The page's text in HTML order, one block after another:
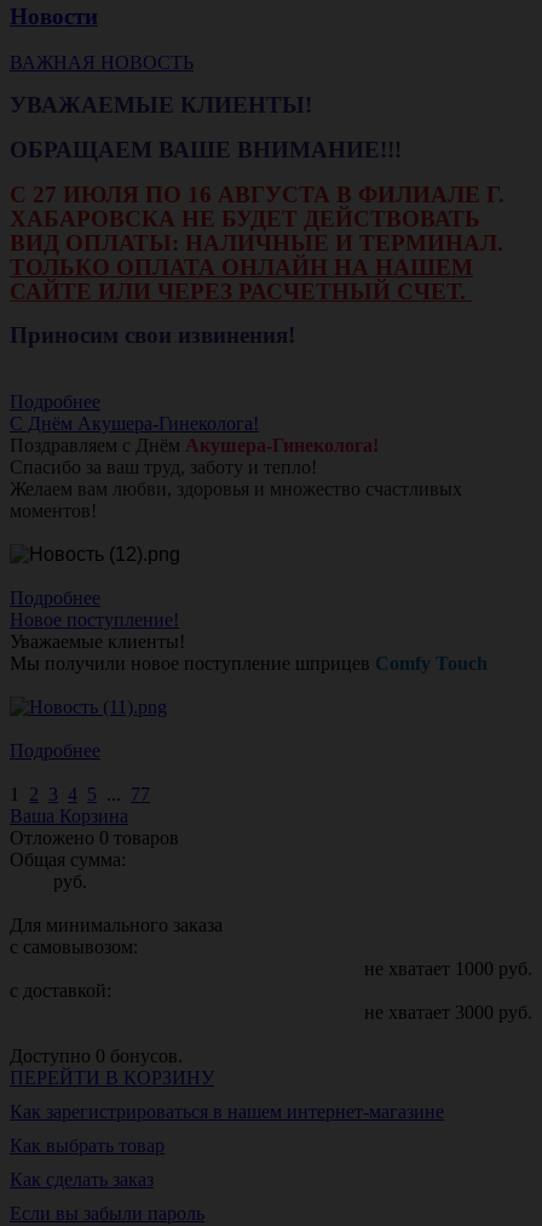
Новости
ВАЖНАЯ НОВОСТЬ
УВАЖАЕМЫЕ КЛИЕНТЫ!
ОБРАЩАЕМ ВАШЕ ВНИМАНИЕ!!!
С 27 ИЮЛЯ ПО 16 АВГУСТА В ФИЛИАЛЕ Г.
ХАБАРОВСКА НЕ БУДЕТ ДЕЙСТВОВАТЬ
ВИД ОПЛАТЫ: НАЛИЧНЫЕ И ТЕРМИНАЛ.
ТОЛЬКО ОПЛАТА ОНЛАЙН НА НАШЕМ
САЙТЕ ИЛИ ЧЕРЕЗ РАСЧЕТНЫЙ СЧЕТ.
Приносим свои извинения!
Подробнее
С Днём Акушера-Гинеколога!
Поздравляем с Днём Акушера-Гинеколога!
Спасибо за ваш труд, заботу и тепло!
Желаем вам любви, здоровья и множество счастливых
моментов!
Подробнее
Новое поступление!
Уважаемые клиенты!
Мы получили новое поступление шприцев Comfy Touch
Подробнее
1 2 3 4 5 ... 77
Ваша Корзина
Отложено 0 товаров
Общая сумма:
руб.
Для минимального заказа
с самовывозом:
не хватает 1000 руб.
с доставкой:
не хватает 3000 руб.
Доступно 0 бонусов.
ПЕРЕЙТИ В КОРЗИНУ
Как зарегистрироваться в нашем интернет-магазине
Как выбрать товар
Как сделать заказ
Если вы забыли пароль